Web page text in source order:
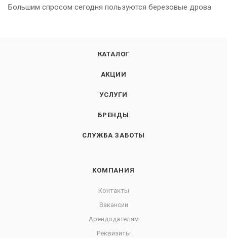
Большим спросом сегодня пользуются березовые дрова
КАТАЛОГ
АКЦИИ
УСЛУГИ
БРЕНДЫ
СЛУЖБА ЗАБОТЫ
КОМПАНИЯ
Контакты
Вакансии
Арендодателям
Реквизиты